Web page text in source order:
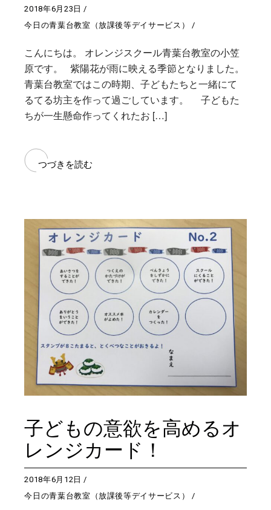
2018年6月23日
今日の青葉台教室（放課後等デイサービス）
こんにちは。 オレンジスクール青葉台教室の小笠
原です。 紫陽花が雨に映える季節となりました。
青葉台教室ではこの時期、子どもたちと一緒にて
るてる坊主を作って過ごしています。 子どもた
ちが一生懸命作ってくれたお […]
つづきを読む
子どもの意欲を高めるオ
レンジカード！
2018年6月12日
今日の青葉台教室（放課後等デイサービス）